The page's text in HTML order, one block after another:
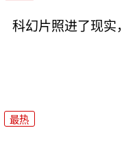
科幻片照进了现实
最热